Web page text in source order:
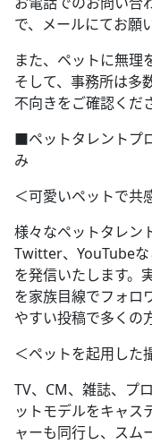
で、メールにてお願
また、ペットに無理
そして、事務所は多
不向きをご確認くだ
■ペットタレントプ
み
＜可愛いペットで共
様々なペットタレン
Twitter、YouTube
を発信いたします。
を家族目線でフォロ
やすい投稿で多くの
＜ペットを起用した
TV、CM、雑誌、プ
ットモデルをキャス
ャーも同行し、スム